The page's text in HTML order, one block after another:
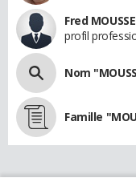
Fred
profil
Nom
Famille